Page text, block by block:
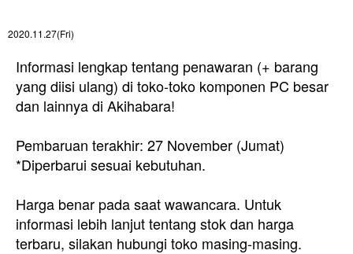
2020.11.27(Fri)
Informasi lengkap tentang penawaran (+ barang
yang diisi ulang) di toko-toko komponen PC besar
dan lainnya di Akihabara!
Pembaruan terakhir: 27 November (Jumat)
*Diperbarui sesuai kebutuhan.
Harga benar pada saat wawancara. Untuk
informasi lebih lanjut tentang stok dan harga
terbaru, silakan hubungi toko masing-masing.